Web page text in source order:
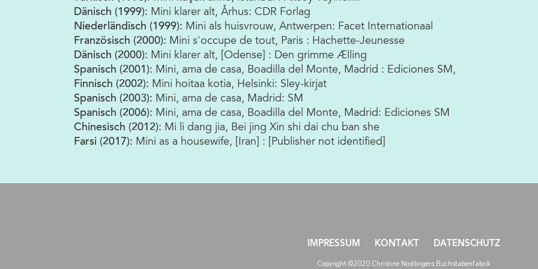
Dänisch (1999): Mini klarer alt, Århus: CDR Forlag
Niederländisch (1999): Mini als huisvrouw, Antwerpen: Facet Internationaal
Französisch (2000): Mini s'occupe de tout, Paris : Hachette-Jeunesse
Dänisch (2000): Mini klarer alt, [Odense] : Den grimme Ælling
Spanisch (2001): Mini, ama de casa, Boadilla del Monte, Madrid : Ediciones SM,
Finnisch (2002): Mini hoitaa kotia, Helsinki: Sley-kirjat
Spanisch (2003): Mini, ama de casa, Madrid: SM
Spanisch (2006): Mini, ama de casa, Boadilla del Monte, Madrid: Ediciones SM
Chinesisch (2012): Mi li dang jia, Bei jing Xin shi dai chu ban she
Farsi (2017): Mini as a housewife, [Iran] : [Publisher not identified]
IMPRESSUM KONTAKT DATENSCHUTZ
Copyright ©2020 Christine Nöstlingers Buchstabenfabrik